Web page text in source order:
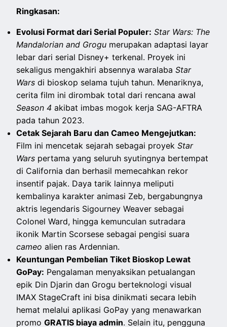
Ringkasan:
Evolusi Format dari Serial Populer: Star Wars: The
Mandalorian and Grogu merupakan adaptasi layar
lebar dari serial Disney+ terkenal. Proyek ini
sekaligus mengakhiri absennya waralabaStar
Wars di bioskop selama tujuh tahun. Menariknya,
cerita film ini dirombak total dari rencana awal
Season 4 akibat imbas mogok kerja SAG-AFTRA
pada tahun 2023.
Cetak Sejarah Baru dan Cameo Mengejutkan:
Film ini mencetak sejarah sebagai proyekStar
Wars pertama yang seluruh syutingnya bertempat
di California dan berhasil memecahkan rekor
insentif pajak. Daya tarik lainnya meliputi
kembalinya karakter animasi Zeb, bergabungnya
aktris legendaris Sigourney Weaver sebagai
Colonel Ward, hingga kemunculan sutradara
ikonik Martin Scorsese sebagai pengisi suara
cameo alien ras Ardennian.
Keuntungan Pembelian Tiket Bioskop Lewat
GoPay: Pengalaman menyaksikan petualangan
epik Din Djarin dan Grogu berteknologi visual
IMAX StageCraft ini bisa dinikmati secara lebih
hemat melalui aplikasi GoPay yang menawarkan
promoGRATIS biaya admin. Selain itu, pengguna